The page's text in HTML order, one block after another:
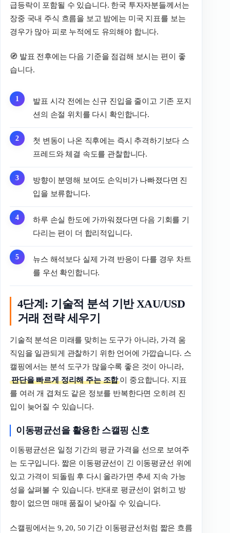
급등락이 포함될 수 있습니다. 한국 투자자분들께서는
장중 국내 주식 흐름을 보고 밤에는 미국 지표를 보는
경우가 많아 피로 누적에도 유의해야 합니다.
🧭 발표 전후에는 다음 기준을 점검해 보시는 편이 좋
습니다.
발표 시각 전에는 신규 진입을 줄이고 기존 포지
션의 손절 위치를 다시 확인합니다.
첫 변동이 나온 직후에는 즉시 추격하기보다 스
프레드와 체결 속도를 관찰합니다.
방향이 분명해 보여도 손익비가 나빠졌다면 진
입을 보류합니다.
하루 손실 한도에 가까워졌다면 다음 기회를 기
다리는 편이 더 합리적입니다.
뉴스 해석보다 실제 가격 반응이 다를 경우 차트
를 우선 확인합니다.
4단계: 기술적 분석 기반 XAU/USD
거래 전략 세우기
기술적 분석은 미래를 맞히는 도구가 아니라, 가격 움
직임을 일관되게 관찰하기 위한 언어에 가깝습니다. 스
캘핑에서는 분석 도구가 많을수록 좋은 것이 아니라,
판단을 빠르게 정리해 주는 조합 이 중요합니다. 지표
를 여러 개 겹쳐도 같은 정보를 반복한다면 오히려 진
입이 늦어질 수 있습니다.
이동평균선을 활용한 스캘핑 신호
이동평균선은 일정 기간의 평균 가격을 선으로 보여주
는 도구입니다. 짧은 이동평균선이 긴 이동평균선 위에
있고 가격이 되돌림 후 다시 올라가면 추세 지속 가능
성을 살펴볼 수 있습니다. 반대로 평균선이 얽히고 방
향이 없으면 매매 품질이 낮아질 수 있습니다.
스캘핑에서는 9, 20, 50 기간 이동평균선처럼 짧은 흐름